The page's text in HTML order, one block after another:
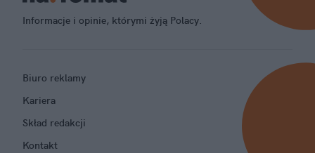
Informacje i opinie, którymi żyją Polacy.
Biuro reklamy
Kariera
Skład redakcji
Kontakt